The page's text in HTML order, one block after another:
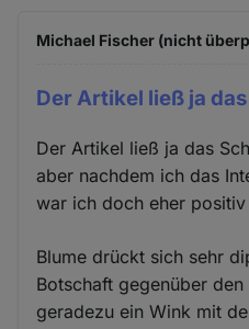
Michael Fischer (nicht
Der Artikel ließ ja das
Der Artikel ließ ja das
aber nachdem ich das
war ich doch eher positiv
Blume drückt sich sehr
Botschaft gegenüber
geradezu ein Wink mit